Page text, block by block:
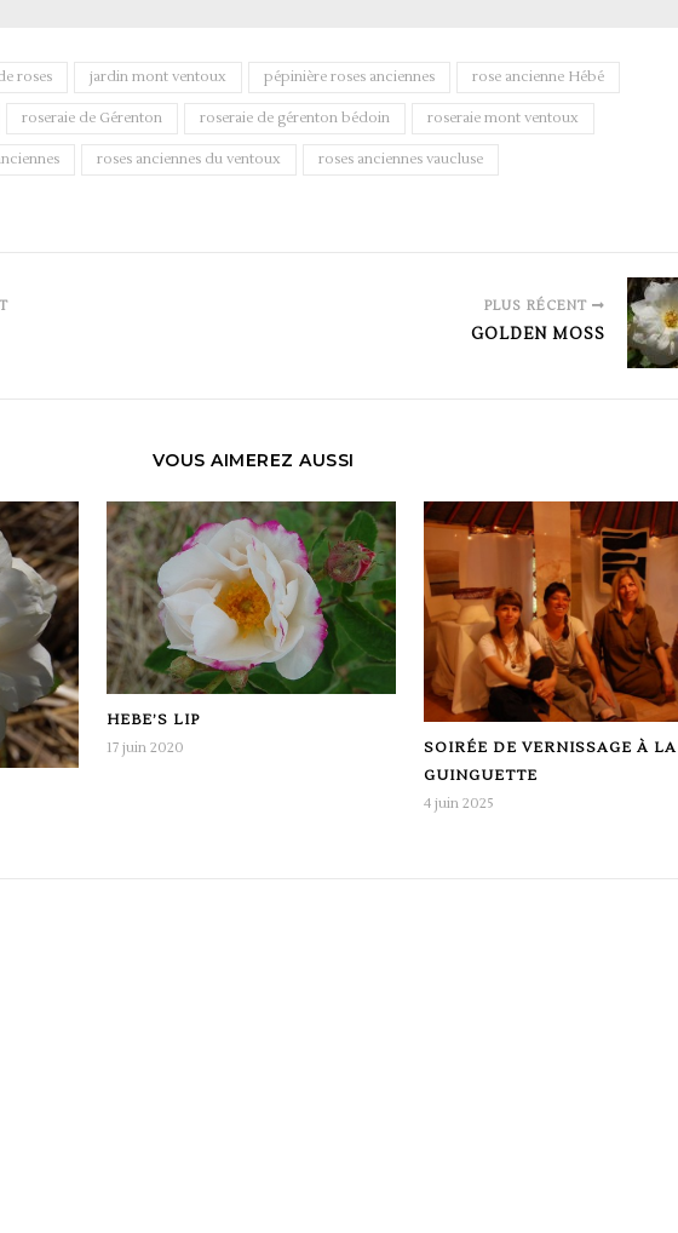
roses jardin mont ventoux pépinière roses anciennes rose ancienne Hébé
roseraie de Gérenton roseraie de gérenton bédoin roseraie mont ventoux
roses anciennes du ventoux roses anciennes vaucluse
PLUS RÉCENT
GOLDEN MOSS
VOUS AIMEREZ AUSSI
HEBE’S LIP
17 juin 2020
SOIRÉE DE VERNISSAGE À LA
GUINGUETTE
4 juin 2025